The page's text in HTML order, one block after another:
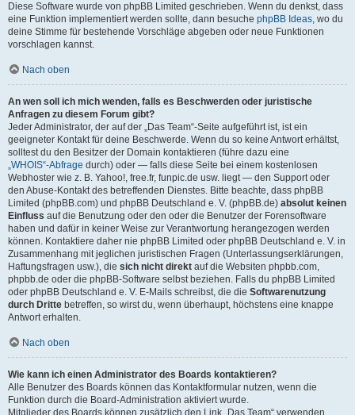
Diese Software wurde von phpBB Limited geschrieben. Wenn du denkst, dass
eine Funktion implementiert werden sollte, dann besuche phpBB Ideas, wo du
deine Stimme für bestehende Vorschläge abgeben oder neue Funktionen
vorschlagen kannst.
Nach oben
An wen soll ich mich wenden, falls es Beschwerden oder juristische
Anfragen zu diesem Forum gibt?
Jeder Administrator, der auf der „Das Team“-Seite aufgeführt ist, ist ein
geeigneter Kontakt für deine Beschwerde. Wenn du so keine Antwort erhältst,
solltest du den Besitzer der Domain kontaktieren (führe dazu eine
„WHOIS“-Abfrage durch) oder — falls diese Seite bei einem kostenlosen
Webhoster wie z. B. Yahoo!, free.fr, funpic.de usw. liegt — den Support oder
den Abuse-Kontakt des betreffenden Dienstes. Bitte beachte, dass phpBB
Limited (phpBB.com) und phpBB Deutschland e. V. (phpBB.de) absolut keinen
Einfluss auf die Benutzung oder den oder die Benutzer der Forensoftware
haben und dafür in keiner Weise zur Verantwortung herangezogen werden
können. Kontaktiere daher nie phpBB Limited oder phpBB Deutschland e. V. in
Zusammenhang mit jeglichen juristischen Fragen (Unterlassungserklärungen,
Haftungsfragen usw.), die sich nicht direkt auf die Websiten phpbb.com,
phpbb.de oder die phpBB-Software selbst beziehen. Falls du phpBB Limited
oder phpBB Deutschland e. V. E-Mails schreibst, die die Softwarenutzung
durch Dritte betreffen, so wirst du, wenn überhaupt, höchstens eine knappe
Antwort erhalten.
Nach oben
Wie kann ich einen Administrator des Boards kontaktieren?
Alle Benutzer des Boards können das Kontaktformular nutzen, wenn die
Funktion durch die Board-Administration aktiviert wurde.
Mitglieder des Boards können zusätzlich den Link „Das Team“ verwenden.